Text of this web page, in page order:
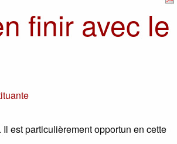
finir avec le
est particulièrement opportun en cette